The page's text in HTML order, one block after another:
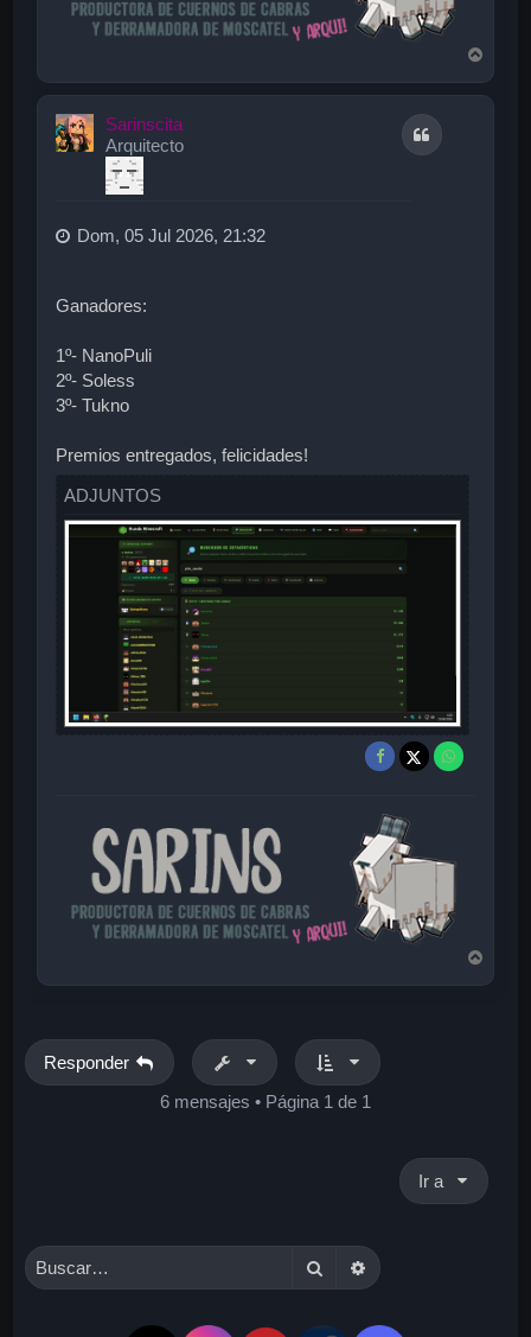
r
Sarinscita
Arquitecto
Citar
Dom, 05 Jul 2026, 21:32
Ganadores:
1º- NanoPuli
2º- Soless
3º- Tukno
Premios entregados, felicidades!
ADJUNTOS
Responder
6 mensajes • Página 1 de 1
Ir a
BuscarBúsqueda avanzada